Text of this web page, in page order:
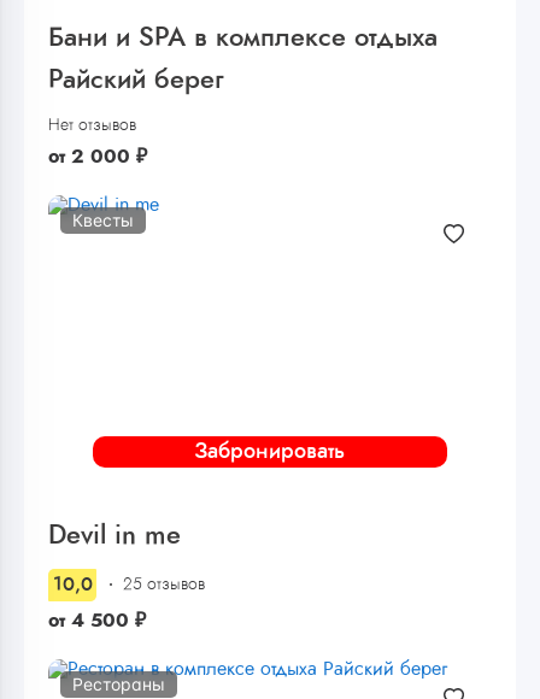
Бани и SPA в комплексе отдыха
Райский берег
Нет отзывов
от 2 000 ₽
Забронировать
Квесты
Devil in me
10,0 25 отзывов
от 4 500 ₽
Рестораны